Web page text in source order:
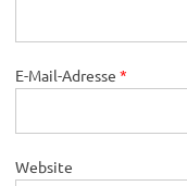
E-Mail-Adresse *
Website